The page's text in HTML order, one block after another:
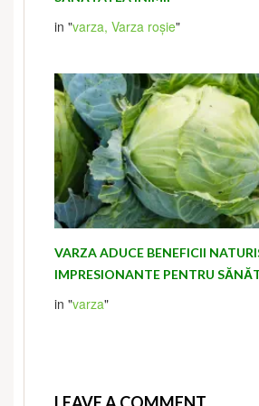
in "varza, Varza roșie"
VARZA ADUCE BENEFICII
IMPRESIONANTE PENTRU
in "varza"